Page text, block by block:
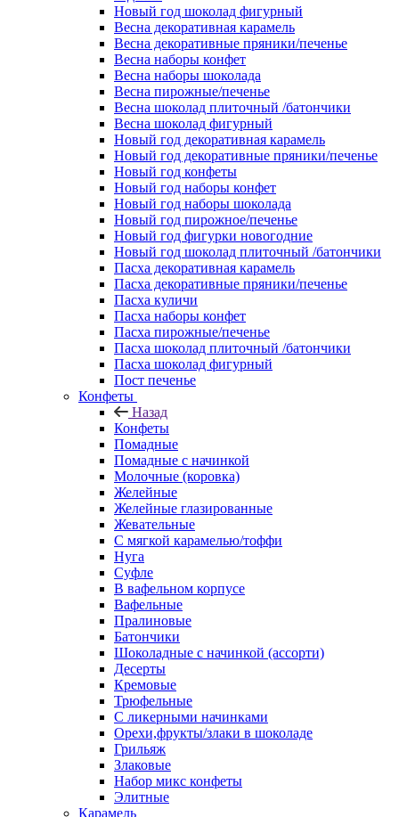
Новый год шоколад фигурный
Весна декоративная карамель
Весна декоративные пряники/печенье
Весна наборы конфет
Весна наборы шоколада
Весна пирожные/печенье
Весна шоколад плиточный /батончики
Весна шоколад фигурный
Новый год декоративная карамель
Новый год декоративные пряники/печенье
Новый год конфеты
Новый год наборы конфет
Новый год наборы шоколада
Новый год пирожное/печенье
Новый год фигурки новогодние
Новый год шоколад плиточный /батончики
Пасха декоративная карамель
Пасха декоративные пряники/печенье
Пасха куличи
Пасха наборы конфет
Пасха пирожные/печенье
Пасха шоколад плиточный /батончики
Пасха шоколад фигурный
Пост печенье
Конфеты
Назад
Конфеты
Помадные
Помадные с начинкой
Молочные (коровка)
Желейные
Желейные глазированные
Жевательные
С мягкой карамелью/тоффи
Нуга
Суфле
В вафельном корпусе
Вафельные
Пралиновые
Батончики
Шоколадные с начинкой (ассорти)
Десерты
Кремовые
Трюфельные
С ликерными начинками
Орехи,фрукты/злаки в шоколаде
Грильяж
Злаковые
Набор микс конфеты
Элитные
Карамель